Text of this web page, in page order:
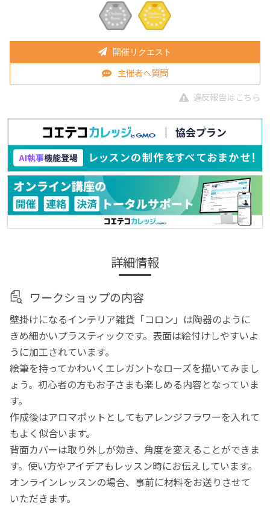
開催リクエスト
主催者へ質問
違反報告はこちら
詳細情報
ワークショップの内容
壁掛けになるインテリア雑貨「コロン」は陶器のように
きめ細かいプラスティックです。表面は絵付けしやすいよ
うに加工されています。
絵筆を持ってかわいくエレガントなローズを描いてみまし
ょう。初心者の方もお子さまも楽しめる内容となっていま
す。
作成後はアロマポットとしてもアレンジフラワーを入れて
もよく似合います。
背面カバーは取り外しが効き、角度を変えることができま
す。使い方やアイデアもレッスン時にお伝えしています。
オンラインレッスンの場合、事前に材料をお送りさせて
いただきます。